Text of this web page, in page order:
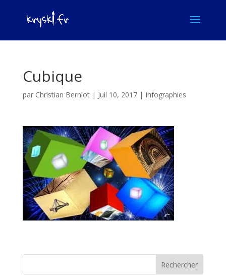
Cubique
par Christian Berniot| Juil 10, 2017| Infographies